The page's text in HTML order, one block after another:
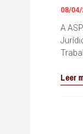
08/
A
Leer